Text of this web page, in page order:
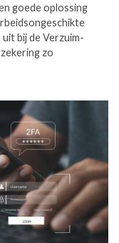
goede oplossing
bij de Verzuim-
zo